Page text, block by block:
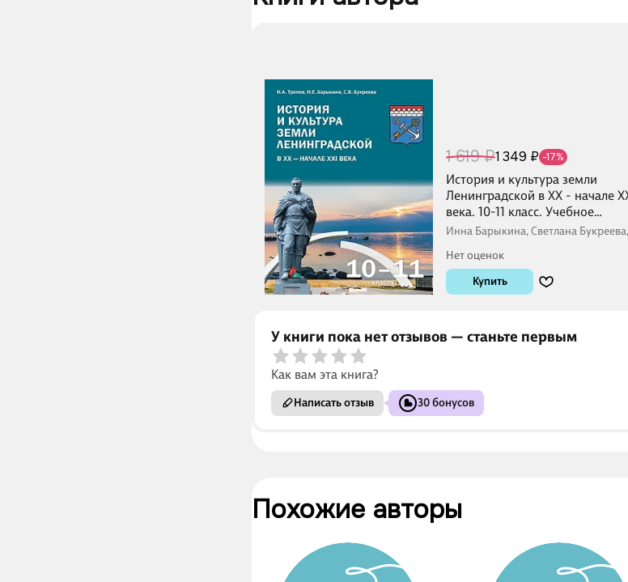
1 619 ₽1 349 ₽ -17%
История и культура земли
Ленинградской в ХХ - начале
века. 10-11 класс. Учебное
пособие
Инна Барыкина, Светлана Букреева,
Нет оценок
Купить
У книги пока нет отзывов — станьте первым
Как вам эта книга?
Написать отзыв 30 бонусов
Похожие авторы